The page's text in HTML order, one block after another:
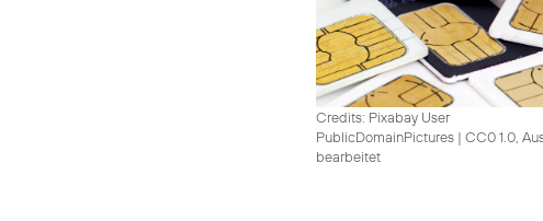
Credits: Pixabay User
PublicDomainPictures | CC0 1.0,
bearbeitet